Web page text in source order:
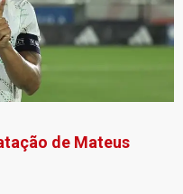
de Mateus